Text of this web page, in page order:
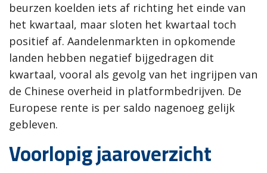
beurzen koelden iets af richting het einde van
het kwartaal, maar sloten het kwartaal toch
positief af. Aandelenmarkten in opkomende
landen hebben negatief bijgedragen dit
kwartaal, vooral als gevolg van het ingrijpen van
de Chinese overheid in platformbedrijven. De
Europese rente is per saldo nagenoeg gelijk
gebleven.
Voorlopig jaaroverzicht